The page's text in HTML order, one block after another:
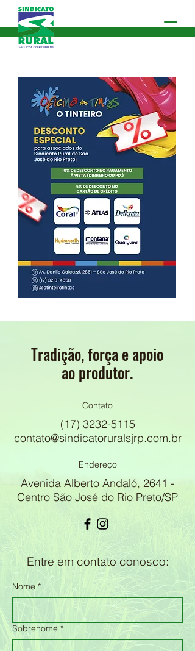
Tradição, força e apoio
ao produtor.
Contato
(17) 3232-5115
contato@sindicatoruralsjrp.com.br
Endereço
Avenida Alberto Andaló, 2641 -
Centro São José do Rio Preto/SP
Entre em contato conosco:
Nome *
Sobrenome *